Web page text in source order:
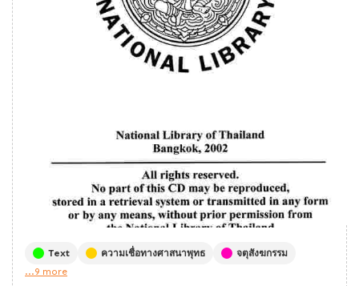
Text ความเชื่อทางศาสนาพุทธ
จตุสังฆกรรม
...9 more